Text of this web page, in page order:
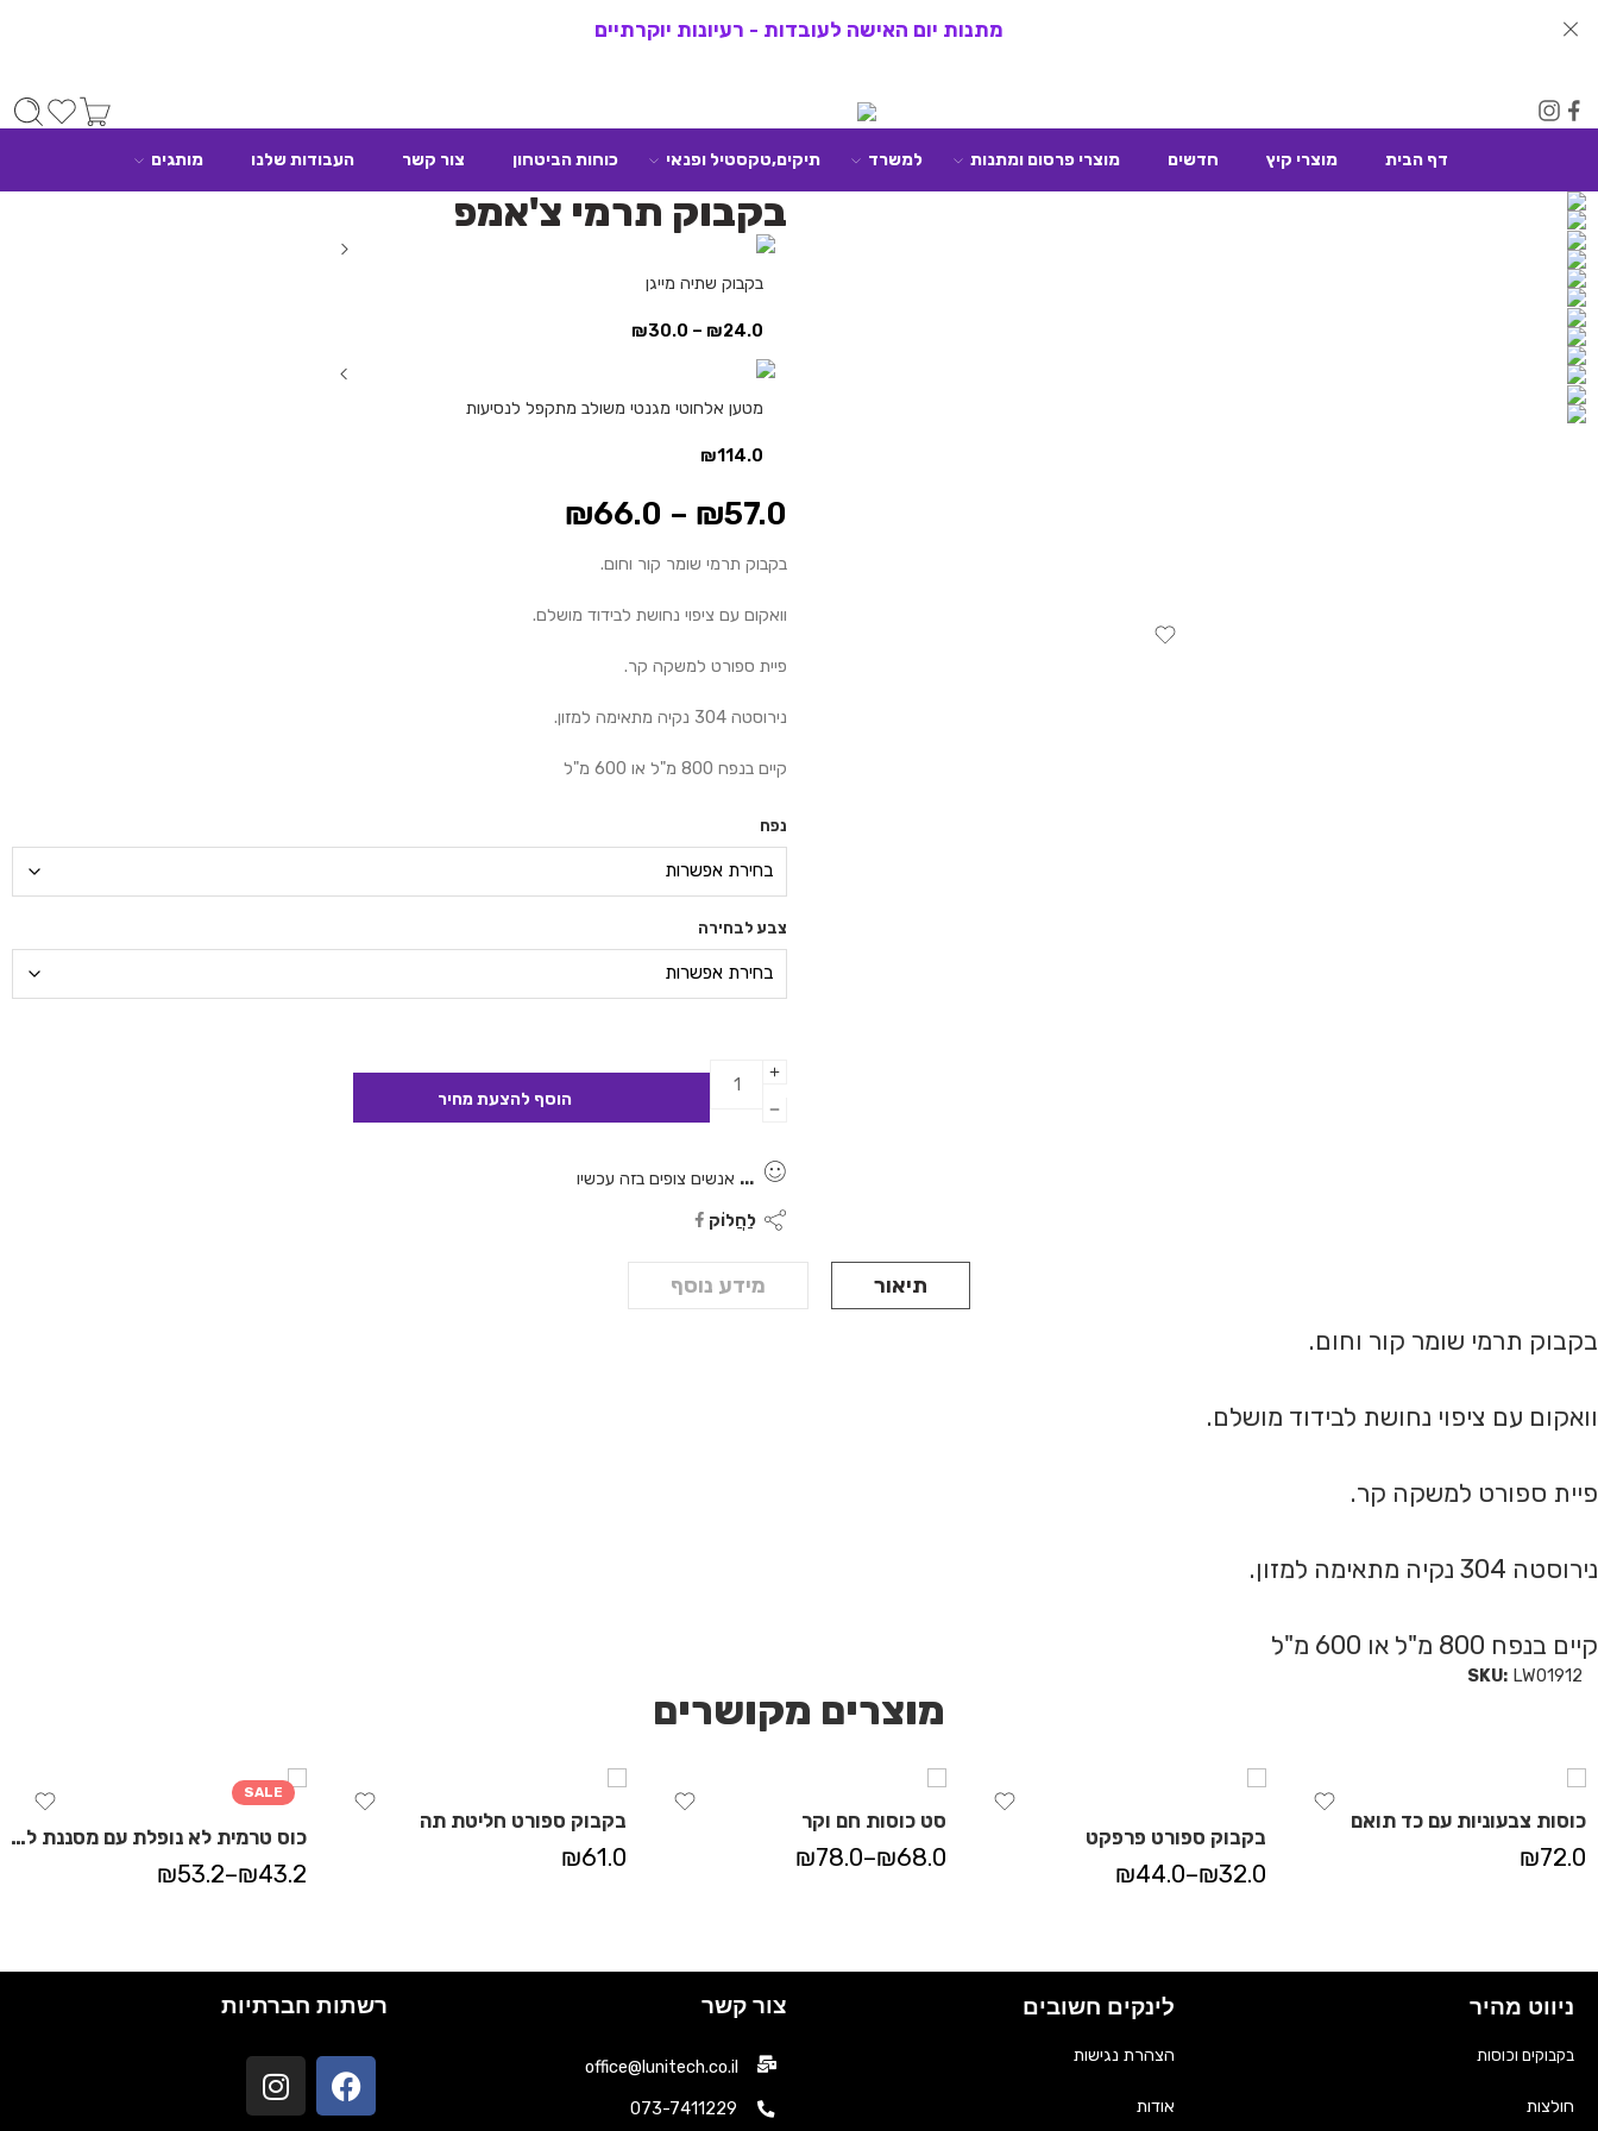
מתנות יום האישה לעובדות - רעיונות יוקרתיים
דף הבית מוצרי קיץ חדשים מוצרי פרסום ומתנות למשרד תיקים,טקסטיל ופנאי כוחות הביטחון צור קשר העבודות שלנו מותגים
בקבוק תרמי צ'אמפ
בקבוק שתיה מייגן
₪24.0
–
₪30.0
מטען אלחוטי מגנטי משולב מתקפל לנסיעות
₪114.0
₪57.0
–
₪66.0
בקבוק תרמי שומר קור וחום.
וואקום עם ציפוי נחושת לבידוד מושלם.
פיית ספורט למשקה קר.
נירוסטה 304 נקיה מתאימה למזון.
קיים בנפח 800 מ"ל או 600 מ"ל
נפח
צבע לבחירה
... אנשים צופים בזה עכשיו
לַחֲלוֹק
תיאור מידע נוסף
בקבוק תרמי שומר קור וחום.
וואקום עם ציפוי נחושת לבידוד מושלם.
פיית ספורט למשקה קר.
נירוסטה 304 נקיה מתאימה למזון.
קיים בנפח 800 מ"ל או 600 מ"ל
SKU: LW01912
מוצרים מקושרים
כוסות צבעוניות עם כד תואם
₪72.0
בקבוק ספורט פרפקט
₪32.0
–
₪44.0
סט כוסות חם וקר
₪68.0
–
₪78.0
בקבוק ספורט חליטת תה
₪61.0
SALE
כוס טרמית לא נופלת עם מסננת לחליטה
₪43.2
–
₪53.2
ניווט מהיר
בקבוקים וכוסות
חולצות
לינקים חשובים
הצהרת נגישות
אודות
צור קשר
office@lunitech.co.il
073-7411229
רשתות חברתיות